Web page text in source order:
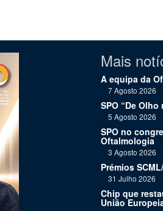
Mais
A equipa da
7 Agosto 2026
SPO “De
5 Agosto 2026
SPO no
Oftalmologia
3 Agosto 2026
Prémios
31 Julho 2026
Chip que
União